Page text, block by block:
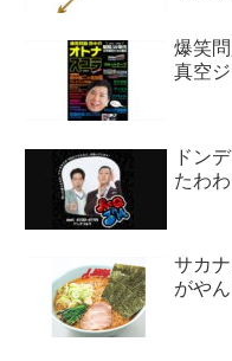
爆笑
真空
ドン
たわ
サカ
がや